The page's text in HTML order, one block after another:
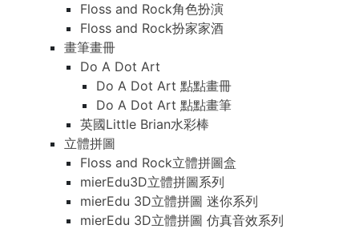
Floss and Rock角色扮演
Floss and Rock扮家家酒
畫筆畫冊
Do A Dot Art
Do A Dot Art 點點畫冊
Do A Dot Art 點點畫筆
英國Little Brian水彩棒
立體拼圖
Floss and Rock立體拼圖盒
mierEdu3D立體拼圖系列
mierEdu 3D立體拼圖 迷你系列
mierEdu 3D立體拼圖 仿真音效系列